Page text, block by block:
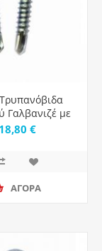
Γαλβανιζέ με
M4.2 και
18,80 €
ΑΓΟΡΑ